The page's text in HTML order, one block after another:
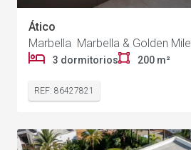
Ático
Marbella Marbella & Golden Mile
3 dormitorios 200 m²
REF: 86427821